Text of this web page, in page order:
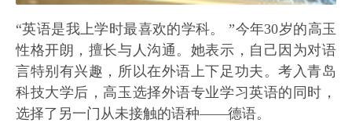
“英语是我上学时最喜欢的学科。 ”今年30岁的高玉
性格开朗，擅长与人沟通。她表示，自己因为对语
言特别有兴趣，所以在外语上下足功夫。考入青岛
科技大学后，高玉选择外语专业学习英语的同时，
选择了另一门从未接触的语种——德语。